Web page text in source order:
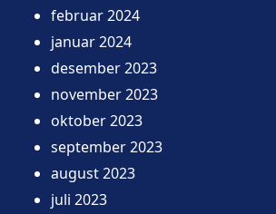
februar 2024
januar 2024
desember 2023
november 2023
oktober 2023
september 2023
august 2023
juli 2023